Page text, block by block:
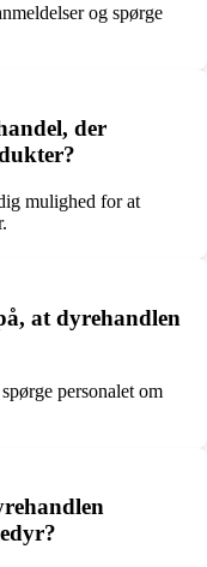
og spørge
der
mulighed for at
at dyrehandlen
personalet om